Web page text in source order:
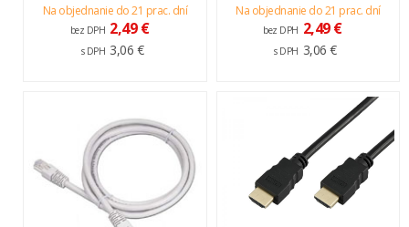
Na objednanie do 21 prac. dní
bez DPH 2,49 €
s DPH 3,06 €
Na objednanie do 21 prac. dní
bez DPH 2,49 €
s DPH 3,06 €